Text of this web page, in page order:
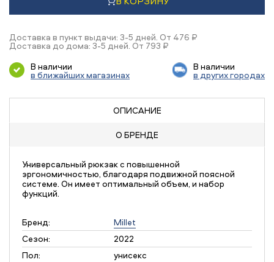
Доставка в пункт выдачи: 3-5 дней. От 476 ₽
Доставка до дома: 3-5 дней. От 793 ₽
В наличии
в ближайших магазинах
В наличии
в других городах
ОПИСАНИЕ
О БРЕНДЕ
Универсальный рюкзак с повышенной
эргономичностью, благодаря подвижной поясной
системе. Он имеет оптимальный объем, и набор
функций.
Бренд:
Millet
Сезон:
2022
Пол:
унисекс